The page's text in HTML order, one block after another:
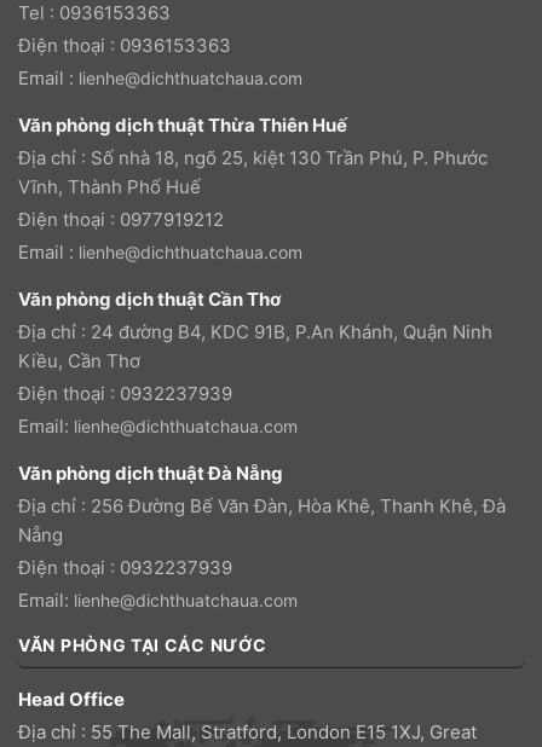
Tel : 0936153363
Điện thoại : 0936153363
Email : lienhe@dichthuatchaua.com
Văn phòng dịch thuật Thừa Thiên Huế
Địa chỉ : Số nhà 18, ngõ 25, kiệt 130 Trần Phú, P. Phước
Vĩnh, Thành Phố Huế
Điện thoại : 0977919212
Email : lienhe@dichthuatchaua.com
Văn phòng dịch thuật Cần Thơ
Địa chỉ : 24 đường B4, KDC 91B, P.An Khánh, Quận Ninh
Kiều, Cần Thơ
Điện thoại : 0932237939
Email: lienhe@dichthuatchaua.com
Văn phòng dịch thuật Đà Nẵng
Địa chỉ : 256 Đường Bế Văn Đàn, Hòa Khê, Thanh Khê, Đà
Nẵng
Điện thoại : 0932237939
Email: lienhe@dichthuatchaua.com
VĂN PHÒNG TẠI CÁC NƯỚC
Head Office
Địa chỉ : 55 The Mall, Stratford, London E15 1XJ, Great